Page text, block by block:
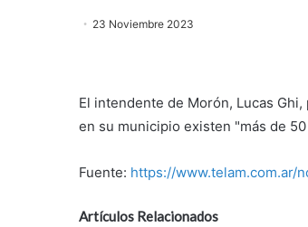
23 Noviembre 2023
El intendente de Morón, Lucas
en su municipio existen "más de
Fuente: https://
Artículos Relacionados